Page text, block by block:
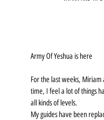
Army Of Yeshua is here
For the last weeks,
time, I feel a lot of things
all kinds of levels.
My guides have been